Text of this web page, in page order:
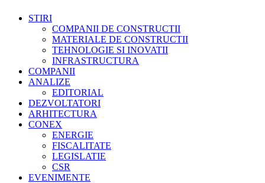
STIRI
COMPANII DE CONSTRUCTII
MATERIALE DE CONSTRUCTII
TEHNOLOGIE SI INOVATII
INFRASTRUCTURA
COMPANII
ANALIZE
EDITORIAL
DEZVOLTATORI
ARHITECTURA
CONEX
ENERGIE
FISCALITATE
LEGISLATIE
CSR
EVENIMENTE